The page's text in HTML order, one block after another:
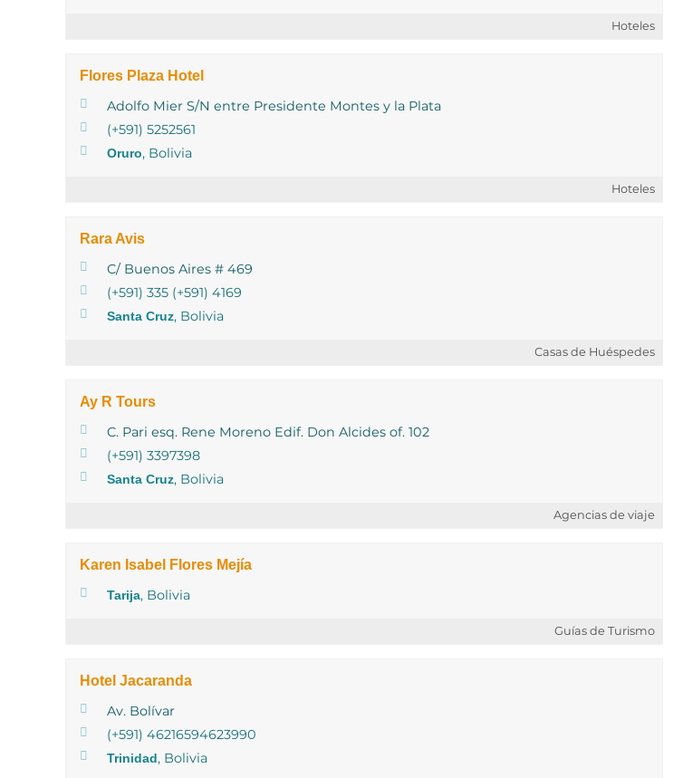
Hoteles
Flores Plaza Hotel
Adolfo Mier S/N entre Presidente Montes y la Plata
(+591) 5252561
Oruro, Bolivia
Hoteles
Rara Avis
C/ Buenos Aires # 469
(+591) 335 (+591) 4169
Santa Cruz, Bolivia
Casas de Huéspedes
Ay R Tours
C. Pari esq. Rene Moreno Edif. Don Alcides of. 102
(+591) 3397398
Santa Cruz, Bolivia
Agencias de viaje
Karen Isabel Flores Mejía
Tarija, Bolivia
Guías de Turismo
Hotel Jacaranda
Av. Bolívar
(+591) 46216594623990
Trinidad, Bolivia